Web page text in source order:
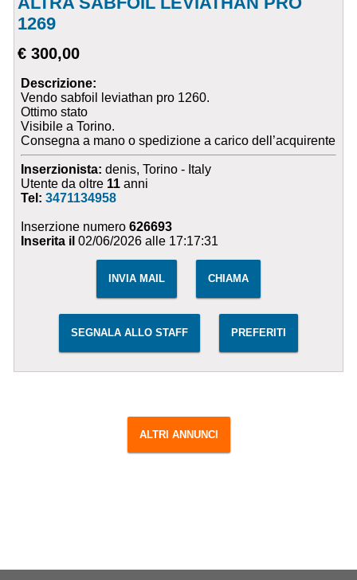
1269
€ 300,00
Descrizione:
Vendo sabfoil leviathan pro 1260.
Ottimo stato
Visibile a Torino.
Consegna a mano o spedizione a carico dell’acquirente
Inserzionista: denis, Torino - Italy
Utente da oltre 11 anni
Tel:3471134958
Inserzione numero626693
Inserita il 02/06/2026 alle 17:17:31
INVIA MAIL CHIAMA
SEGNALA ALLO STAFF PREFERITI
ALTRI ANNUNCI